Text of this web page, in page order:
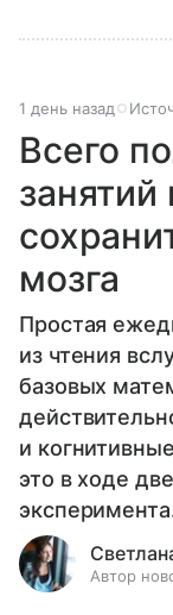
1 день назад
Всего
мозга
Простая
из чтения
базовых
и
это в ходе
Автор